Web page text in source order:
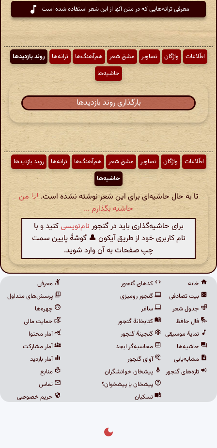
معرفی ترانه‌هایی که در متن آنها از این شعر استفاده شده است
اطّلاعات واژگان تصاویر مشق شعر هم‌آهنگ‌ها ترانه‌ها
روند بازدیدها
حاشیه‌ها
بارگذاری روند بازدیدها
اطّلاعات واژگان تصاویر مشق شعر هم‌آهنگ‌ها ترانه‌ها
روند بازدیدها
حاشیه‌ها
تا به حال حاشیه‌ای برای این شعر نوشته نشده است. 💬 من
حاشیه بگذارم ...
برای حاشیه‌گذاری باید در گنجور نام‌نویسیکنید و با
نام کاربری خود از طریق آیکون 👤 گوشهٔ پایین سمت
چپ صفحات به آن وارد شوید.
خانه
بیت تصادفی
جدول شعر
فال حافظ
نمایهٔ موسیقی
حاشیه‌ها
مشابه‌یابی
تازه‌های گنجور
کدهای گنجور
گنجور رومیزی
ساغر
کتابخانهٔ گنجور
گنجینهٔ گنجور
محاسبه‌گر ابجد
آوای گنجور
پیشخان خوانشگران
پیشخان یا پیشخوان؟
نسکبان
معرفی
پرسش‌های متداول
چهره‌ها
حمایت مالی
آمار محتوا
آمار مشارکت
آمار بازدید
منابع
تماس
حریم خصوصی